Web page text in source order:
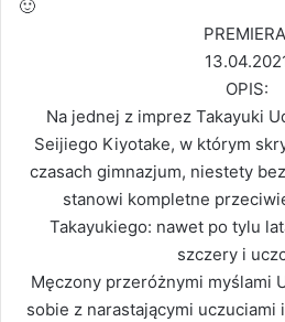
OPIS:
Na jednej z imprez Takayuki
Seijiego Kiyotake, w którym
czasach gimnazjum, niestety
stanowi kompletne
Takayukiego: nawet po tylu
szczery i
Męczony przeróżnymi myślami
sobie z narastającymi